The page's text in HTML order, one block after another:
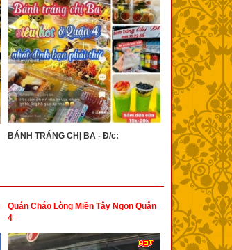
BÁNH TRÁNG CHỊ BA - Đ/c:
Quán Cháo Lòng Miền Tây Ngon Quận
4